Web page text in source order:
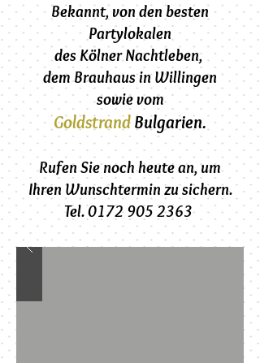
Bekannt, von den besten
Partylokalen
des Kölner Nachtleben,
demBrauhaus in Willingen
sowie vom
GoldstrandBulgarien.
Rufen Sie noch heute an, um
Ihren Wunschtermin zu sichern.
Tel. 0172 905 2363